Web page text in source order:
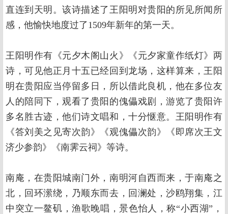
直连到天明。该诗描述了王阳明对贵阳的所见所闻所
感，他愉快地度过了1509年新年的第一天。
王阳明作有《元夕木阁山火》《元夕家童作纸灯》两
诗，可见他正月十五已经回到龙场，这样算来，王阳
明在贵阳应当停留多日，所以借此良机，他在多位友
人的陪同下，观看了贵阳的傀儡戏剧，游览了贵阳许
多名胜古迹，他们诗文唱和，十分惬意。王阳明作有
《答刘美之见寄次韵》《观傀儡次韵》《即席次王文
济少参韵》《南霁云祠》等诗。
南庵，在贵阳城南门外，南明河自西而来，于南庵之
北，回环潆绕，乃顺东而去，回澜处，沙鸥翔集，江
中突立一鳌矶，渔歌晚唱，景色怡人，称“小西湖”，